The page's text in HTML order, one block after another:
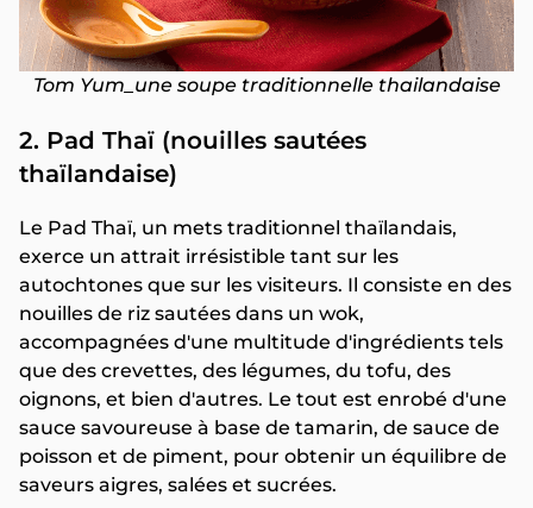
Tom Yum_une soupe traditionnelle thailandaise
2. Pad Thaï (nouilles sautées
thaïlandaise)
Le Pad Thaï, un mets traditionnel thaïlandais,
exerce un attrait irrésistible tant sur les
autochtones que sur les visiteurs. Il consiste en des
nouilles de riz sautées dans un wok,
accompagnées d'une multitude d'ingrédients tels
que des crevettes, des légumes, du tofu, des
oignons, et bien d'autres. Le tout est enrobé d'une
sauce savoureuse à base de tamarin, de sauce de
poisson et de piment, pour obtenir un équilibre de
saveurs aigres, salées et sucrées.